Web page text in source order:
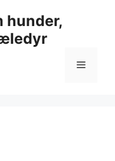
hunder,
Meny